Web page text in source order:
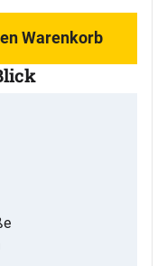
Warenkorb